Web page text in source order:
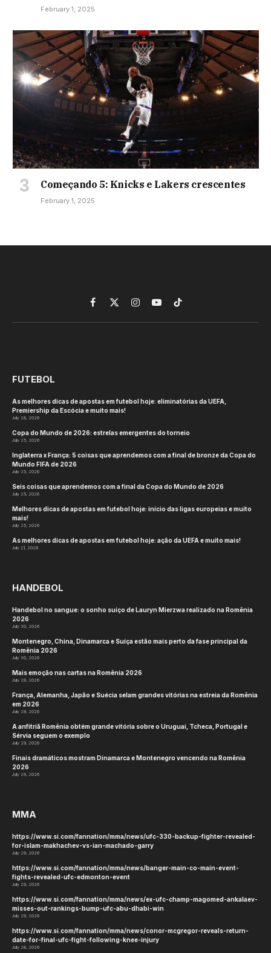
February 1, 2025
Começando 5: Knicks e Lakers crescentes
February 1, 2025
Facebook
X
(Twitter)
InstagramYouTubeTikTok
FUTEBOL
As melhores dicas de apostas em futebol hoje: eliminatórias da UEFA,
Premiership da Escócia e muito mais!
July 28, 2026
Copa do Mundo de 2026: estrelas emergentes do torneio
July 25, 2026
Inglaterra x França: 5 coisas que aprendemos com a final de bronze da Copa do
Mundo FIFA de 2026
July 25, 2026
Seis coisas que aprendemos com a final da Copa do Mundo de 2026
July 25, 2026
Melhores dicas de apostas em futebol hoje: início das ligas europeias e muito
mais!
July 25, 2026
As melhores dicas de apostas em futebol hoje: ação da UEFA e muito mais!
July 21, 2026
HANDEBOL
Handebol no sangue: o sonho suíço de Lauryn Mierzwa realizado na Romênia
2026
July 30, 2026
Montenegro, China, Dinamarca e Suíça estão mais perto da fase principal da
Romênia 2026
July 30, 2026
Mais emoção nas cartas na Romênia 2026
July 29, 2026
França, Alemanha, Japão e Suécia selam grandes vitórias na estreia da Romênia
em 2026
July 29, 2026
A anfitriã Romênia obtém grande vitória sobre o Uruguai, Tcheca, Portugal e
Sérvia seguem o exemplo
July 29, 2026
Finais dramáticos mostram Dinamarca e Montenegro vencendo na Romênia
2026
July 29, 2026
MMA
https://www.si.com/fannation/mma/news/ufc-330-backup-fighter-revealed-
for-islam-makhachev-vs-ian-machado-garry
July 29, 2026
https://www.si.com/fannation/mma/news/banger-main-co-main-event-
fights-revealed-ufc-edmonton-event
July 29, 2026
https://www.si.com/fannation/mma/news/ex-ufc-champ-magomed-ankalaev-
misses-out-rankings-bump-ufc-abu-dhabi-win
July 29, 2026
https://www.si.com/fannation/mma/news/conor-mcgregor-reveals-return-
date-for-final-ufc-fight-following-knee-injury
July 28, 2026